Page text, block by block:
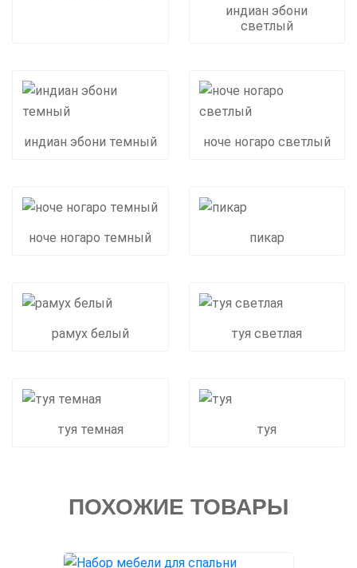
индиан эбони
светлый
индиан эбони темный ноче ногаро светлый
ноче ногаро темный пикар
рамух белый туя светлая
туя темная туя
ПОХОЖИЕ ТОВАРЫ